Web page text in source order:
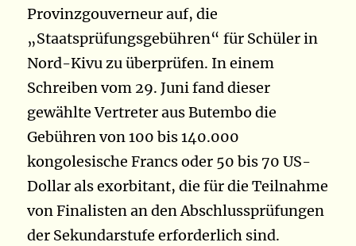
Provinzgouverneur auf, die
„Staatsprüfungsgebühren“ für Schüler in
Nord-Kivu zu überprüfen. In einem
Schreiben vom 29. Juni fand dieser
gewählte Vertreter aus Butembo die
Gebühren von 100 bis 140.000
kongolesische Francs oder 50 bis 70 US-
Dollar als exorbitant, die für die Teilnahme
von Finalisten an den Abschlussprüfungen
der Sekundarstufe erforderlich sind.